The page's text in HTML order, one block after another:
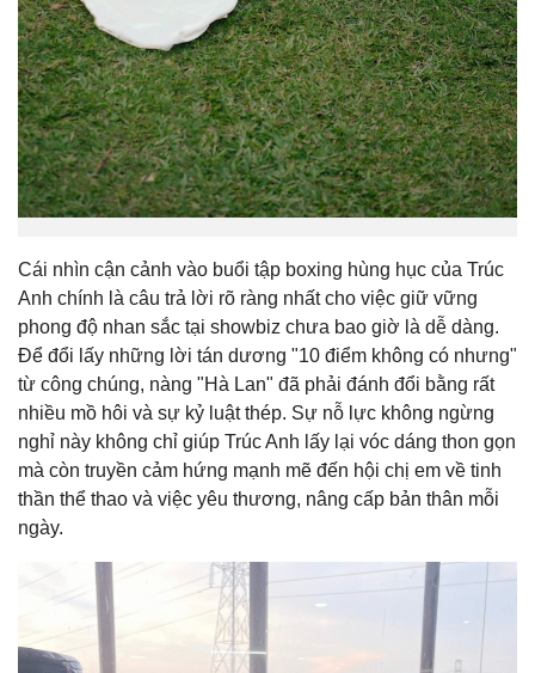
Cái nhìn cận cảnh vào buổi tập boxing hùng hục của Trúc
Anh chính là câu trả lời rõ ràng nhất cho việc giữ vững
phong độ nhan sắc tại showbiz chưa bao giờ là dễ dàng.
Để đổi lấy những lời tán dương "10 điểm không có nhưng"
từ công chúng, nàng "Hà Lan" đã phải đánh đổi bằng rất
nhiều mồ hôi và sự kỷ luật thép. Sự nỗ lực không ngừng
nghỉ này không chỉ giúp Trúc Anh lấy lại vóc dáng thon gọn
mà còn truyền cảm hứng mạnh mẽ đến hội chị em về tinh
thần thể thao và việc yêu thương, nâng cấp bản thân mỗi
ngày.